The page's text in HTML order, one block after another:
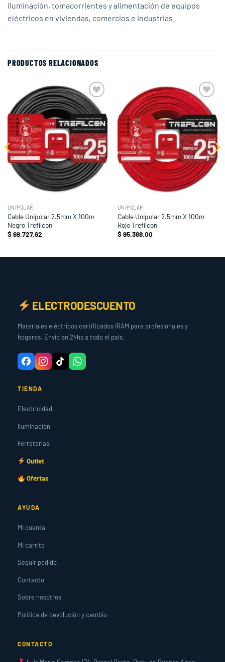
iluminación, tomacorrientes y alimentación de equipos
eléctricos en viviendas, comercios e industrias.
PRODUCTOS RELACIONADOS
Add to
wishlist
UNIPOLAR
Cable Unipolar 2.5mm X 100m
Negro Trefilcon
$69.727,62
Add to
wishlist
UNIPOLAR
Cable Unipolar 2.5mm X 100m
Rojo Trefilcon
$95.388,00
ELECTRODESCUENTO
Materiales eléctricos certificados IRAM para profesionales y
hogares. Envío en 24hs a todo el país.
TIENDA
Electricidad
Iluminación
Ferreterías
Outlet
Ofertas
AYUDA
Mi cuenta
Mi carrito
Seguir pedido
Contacto
Sobre nosotros
Política de devolución y cambio
CONTACTO